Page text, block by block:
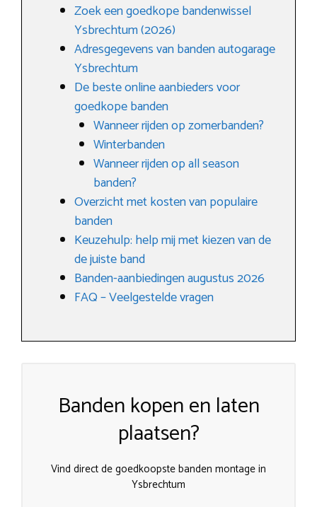
Zoek een goedkope bandenwissel
Ysbrechtum (2026)
Adresgegevens van banden autogarage
Ysbrechtum
De beste online aanbieders voor
goedkope banden
Wanneer rijden op zomerbanden?
Winterbanden
Wanneer rijden op all season
banden?
Overzicht met kosten van populaire
banden
Keuzehulp: help mij met kiezen van de
de juiste band
Banden-aanbiedingen augustus 2026
FAQ – Veelgestelde vragen
Banden kopen en laten
plaatsen?
Vind direct de goedkoopste banden montage in
Ysbrechtum